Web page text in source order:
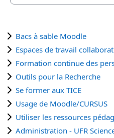
Bacs à sable Moodle
Espaces de travail
Formation continue des
Outils pour la Recherche
Se former aux TICE
Usage de Moodle/CURSUS
Utiliser les ressources
Administration - UFR